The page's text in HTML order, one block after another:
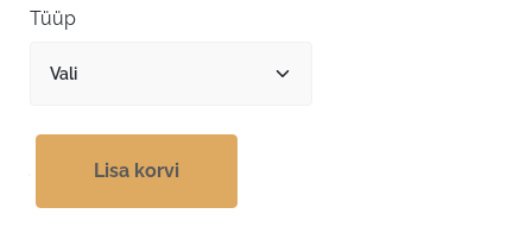
Tüüp
Lisa korvi